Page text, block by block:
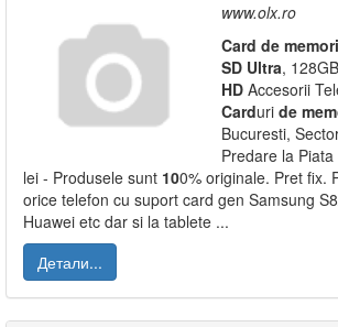
www.olx.ro
Card de
SD Ultra,
HD Accesorii
Carduri de
Bucuresti,
Predare la
lei - Produsele sunt 100% originale. Pret fix.
orice telefon cu suport card gen Samsung
Huawei etc dar si la tablete ...
Детали...